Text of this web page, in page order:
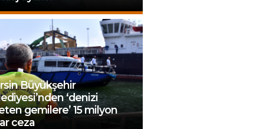
Büyükşehir
‘denizi
gemilere’ 15 milyon
ceza